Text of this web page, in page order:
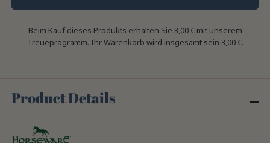
Beim Kauf dieses Produkts erhalten Sie 3,00 €mit unserem
Treueprogramm. Ihr Warenkorb wird insgesamt sein 3,00 €.
Product Details